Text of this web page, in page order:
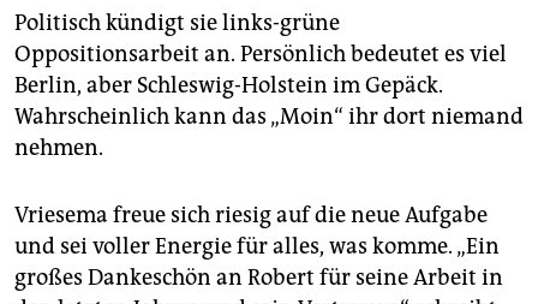
Politisch kündigt sie links-grüne
Oppositionsarbeit an. Persönlich bedeutet es viel
Berlin, aber Schleswig-Holstein im Gepäck.
Wahrscheinlich kann das „Moin“ ihr dort niemand
nehmen.
Vriesema freue sich riesig auf die neue Aufgabe
und sei voller Energie für alles, was komme. „Ein
großes Dankeschön an Robert für seine Arbeit in